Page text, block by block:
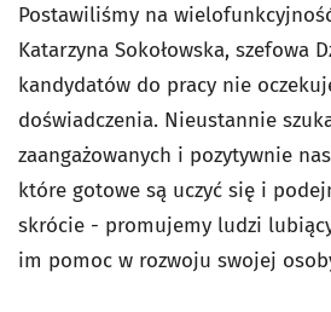
Postawiliśmy na
Katarzyna Sokołowska, szefowa
kandydatów do pracy nie
doświadczenia. Nieustannie
zaangażowanych i pozytywnie
które gotowe są uczyć się i
skrócie - promujemy ludzi
im pomoc w rozwoju swojej